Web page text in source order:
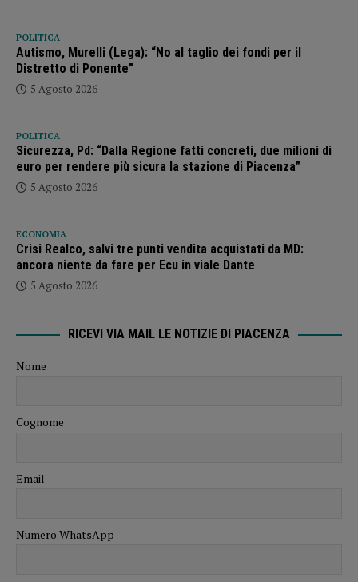
POLITICA
Autismo, Murelli (Lega): “No al taglio dei fondi per il
Distretto di Ponente”
5 Agosto 2026
POLITICA
Sicurezza, Pd: “Dalla Regione fatti concreti, due milioni di
euro per rendere più sicura la stazione di Piacenza”
5 Agosto 2026
ECONOMIA
Crisi Realco, salvi tre punti vendita acquistati da MD:
ancora niente da fare per Ecu in viale Dante
5 Agosto 2026
RICEVI VIA MAIL LE NOTIZIE DI PIACENZA
Nome
Cognome
Email
Numero WhatsApp